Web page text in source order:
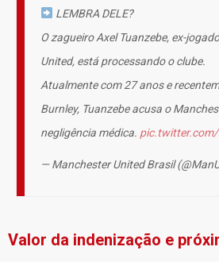
LEMBRA DELE?
O zagueiro Axel Tuanzebe, ex-
United, está processando o clube.
Atualmente com 27 anos e
Burnley, Tuanzebe acusa o
negligência médica.
— Manchester United Brasil
Valor da indenização e